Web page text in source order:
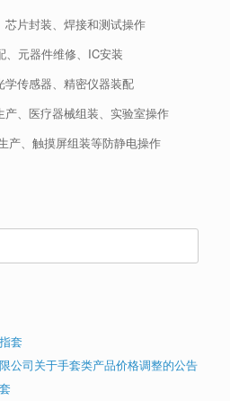
芯片封装、焊接和测试操作
、元器件维修、IC安装
学传感器、精密仪器装配
产、医疗器械组装、实验室操作
产、触摸屏组装等防静电操作
套
公司关于手套类产品价格调整的公告